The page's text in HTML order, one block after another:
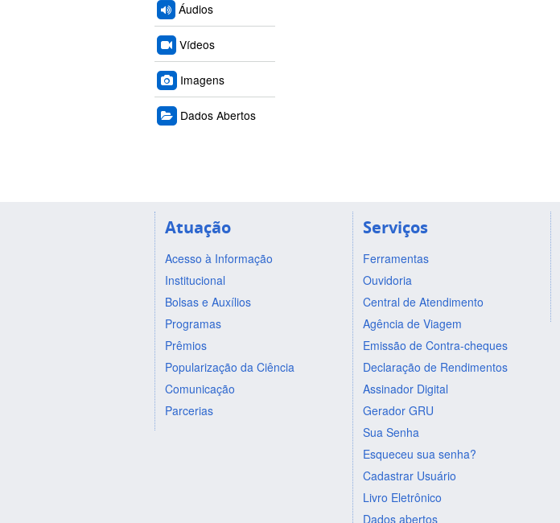
Áudios
Vídeos
Imagens
Dados Abertos
Atuação
Acesso à Informação
Institucional
Bolsas e Auxílios
Programas
Prêmios
Popularização da Ciência
Comunicação
Parcerias
Serviços
Ferramentas
Ouvidoria
Central de Atendimento
Agência de Viagem
Emissão de Contra-cheques
Declaração de Rendimentos
Assinador Digital
Gerador GRU
Sua Senha
Esqueceu sua senha?
Cadastrar Usuário
Livro Eletrônico
Dados abertos